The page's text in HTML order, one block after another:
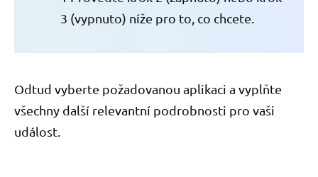
3 (vypnuto) níže pro to, co chcete.
Odtud vyberte požadovanou aplikaci a vyplňte
všechny další relevantní podrobnosti pro vaši
událost.